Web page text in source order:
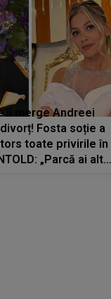
îi merge Andreei
Fosta soție a
toate privirile în
„Parcă ai altă